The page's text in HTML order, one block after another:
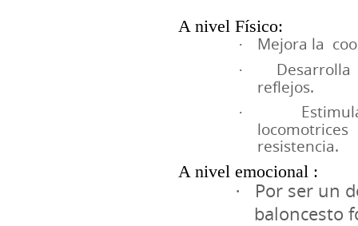
A nivel Físico:
· Mejora la
·
reflejos.
·
resistencia.
A nivel emocional :
·
Por ser un
baloncesto